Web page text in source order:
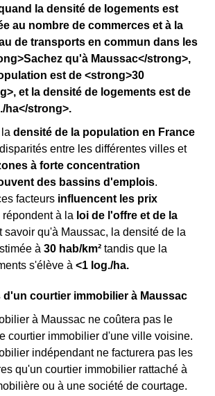
la densité de logements est
au nombre de commerces et à la
de transports en commun dans les
qu'à Maussac</strong>,
est de <strong>30
et la densité de logements est de
ha</strong>.
densité de la population en France
entre les différentes villes et
à forte concentration
des bassins d'emplois.
facteurs influencent les prix
répondent à la loi de l'offre et de la
savoir qu'à Maussac, la densité de la
à 30 hab/km² tandis que la
s'élève à <1 log./ha.
d'un courtier immobilier à Maussac
à Maussac ne coûtera pas le
courtier immobilier d'une ville voisine.
indépendant ne facturera pas les
qu'un courtier immobilier rattaché à
ou à une société de courtage.